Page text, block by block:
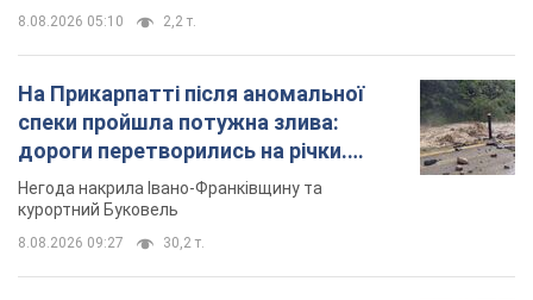
8.08.2026 05:10 2,2 т.
На Прикарпатті після аномальної
спеки пройшла потужна злива:
дороги перетворились на річки.
Відео
Негода накрила Івано-Франківщину та
курортний Буковель
8.08.2026 09:27 30,2 т.